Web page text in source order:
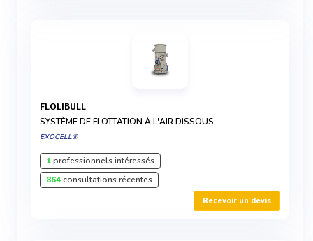
FLOLIBULL
SYSTÈME DE FLOTTATION À L'AIR DISSOUS
EXOCELL®
1professionnels intéressés
864consultations récentes
Recevoir un devis